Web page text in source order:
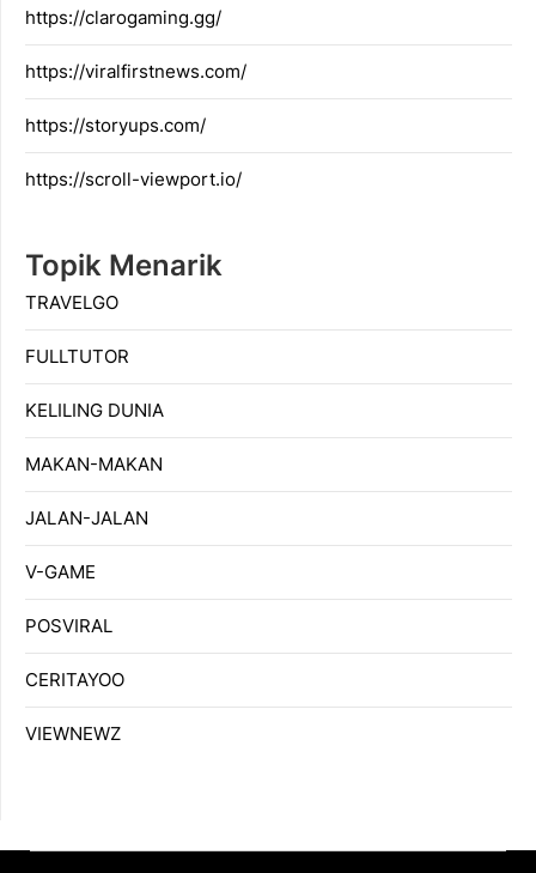
https://clarogaming.gg/
https://viralfirstnews.com/
https://storyups.com/
https://scroll-viewport.io/
Topik Menarik
TRAVELGO
FULLTUTOR
KELILING DUNIA
MAKAN-MAKAN
JALAN-JALAN
V-GAME
POSVIRAL
CERITAYOO
VIEWNEWZ